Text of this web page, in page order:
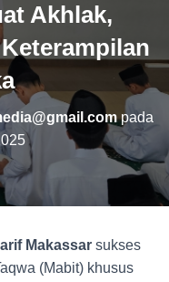
V
I
A
S
Akhlak,
pada
Makassar sukses
(Mabit) khusus